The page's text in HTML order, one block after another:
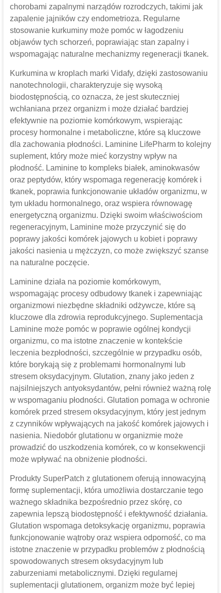
chorobami zapalnymi narządów rozrodczych, takimi jak
zapalenie jajników czy endometrioza. Regularne
stosowanie kurkuminy może pomóc w łagodzeniu
objawów tych schorzeń, poprawiając stan zapalny i
wspomagając naturalne mechanizmy regeneracji tkanek.
Kurkumina w kroplach marki Vidafy, dzięki zastosowaniu
nanotechnologii, charakteryzuje się wysoką
biodostępnością, co oznacza, że jest skuteczniej
wchłaniana przez organizm i może działać bardziej
efektywnie na poziomie komórkowym, wspierając
procesy hormonalne i metaboliczne, które są kluczowe
dla zachowania płodności. Laminine LifePharm to kolejny
suplement, który może mieć korzystny wpływ na
płodność. Laminine to kompleks białek, aminokwasów
oraz peptydów, który wspomaga regenerację komórek i
tkanek, poprawia funkcjonowanie układów organizmu, w
tym układu hormonalnego, oraz wspiera równowagę
energetyczną organizmu. Dzięki swoim właściwościom
regeneracyjnym, Laminine może przyczynić się do
poprawy jakości komórek jajowych u kobiet i poprawy
jakości nasienia u mężczyzn, co może zwiększyć szanse
na naturalne poczęcie.
Laminine działa na poziomie komórkowym,
wspomagając procesy odbudowy tkanek i zapewniając
organizmowi niezbędne składniki odżywcze, które są
kluczowe dla zdrowia reprodukcyjnego. Suplementacja
Laminine może pomóc w poprawie ogólnej kondycji
organizmu, co ma istotne znaczenie w kontekście
leczenia bezpłodności, szczególnie w przypadku osób,
które borykają się z problemami hormonalnymi lub
stresem oksydacyjnym. Glutation, znany jako jeden z
najsilniejszych antyoksydantów, pełni również ważną rolę
w wspomaganiu płodności. Glutation pomaga w ochronie
komórek przed stresem oksydacyjnym, który jest jednym
z czynników wpływających na jakość komórek jajowych i
nasienia. Niedobór glutationu w organizmie może
prowadzić do uszkodzenia komórek, co w konsekwencji
może wpływać na obniżenie płodności.
Produkty SuperPatch z glutationem oferują innowacyjną
formę suplementacji, która umożliwia dostarczanie tego
ważnego składnika bezpośrednio przez skórę, co
zapewnia lepszą biodostępność i efektywność działania.
Glutation wspomaga detoksykację organizmu, poprawia
funkcjonowanie wątroby oraz wspiera odporność, co ma
istotne znaczenie w przypadku problemów z płodnością
spowodowanych stresem oksydacyjnym lub
zaburzeniami metabolicznymi. Dzięki regularnej
suplementacji glutationem, organizm może być lepiej